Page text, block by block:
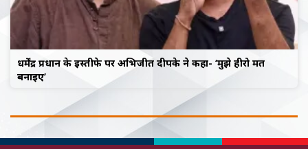
धर्मेंद्र प्रधान के इस्तीफे पर अभिजीत दीपके ने कहा- ‘मुझे हीरो मत
बनाइए’